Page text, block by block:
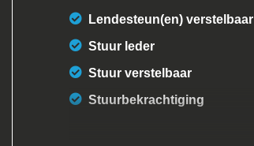
Lendesteun(en) verstelbaar
Stuur leder
Stuur verstelbaar
Stuurbekrachtiging